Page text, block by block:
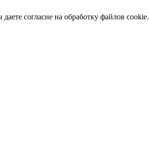
согласие на обработку файлов cookie.